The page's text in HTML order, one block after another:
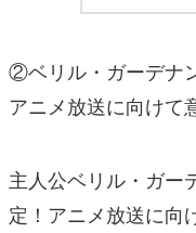
②ベリル・ガーデナ
アニメ放送に向けて
主人公ベリル・ガー
定！アニメ放送に向